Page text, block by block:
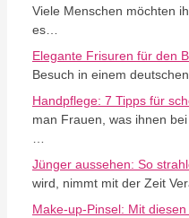
Viele Menschen möchten
es…
Elegante Frisuren für den
Besuch in einem
Handpflege: 7 Tipps für
man Frauen, was ihnen
Jünger aussehen: So
wird, nimmt mit der Zeit
Make-up-Pinsel: Mit